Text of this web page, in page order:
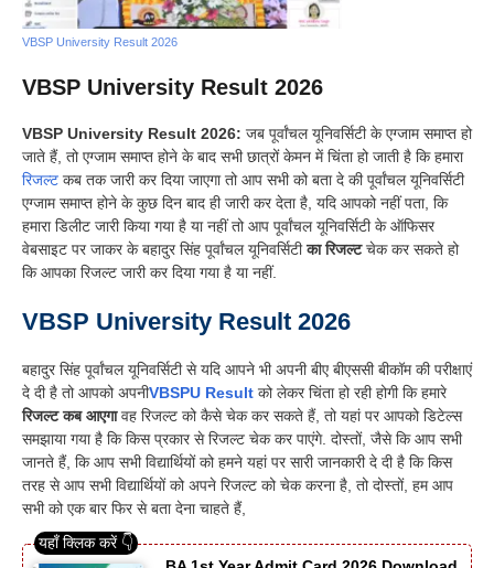
VBSP University Result 2026
VBSP University Result 2026
VBSP University Result 2026: जब पूर्वांचल यूनिवर्सिटी के एग्जाम समाप्त हो
जाते हैं, तो एग्जाम समाप्त होने के बाद सभी छात्रों केमन में चिंता हो जाती है कि हमारा
रिजल्ट कब तक जारी कर दिया जाएगा तो आप सभी को बता दे की पूर्वांचल यूनिवर्सिटी
एग्जाम समाप्त होने के कुछ दिन बाद ही जारी कर देता है, यदि आपको नहीं पता, कि
हमारा डिलीट जारी किया गया है या नहीं तो आप पूर्वांचल यूनिवर्सिटी के ऑफिसर
वेबसाइट पर जाकर केबहादुर सिंह पूर्वांचल यूनिवर्सिटीका रिजल्टचेक कर सकते हो
कि आपका रिजल्ट जारी कर दिया गया है या नहीं.
VBSP University Result 2026
बहादुर सिंह पूर्वांचल यूनिवर्सिटीसे यदि आपने भी अपनी बीए बीएससी बीकॉम की परीक्षाएं
दे दी है तो आपको अपनीVBSPU Result को लेकर चिंता हो रही होगी कि हमारे
रिजल्ट कब आएगावह रिजल्ट को कैसे चेक कर सकते हैं, तो यहां पर आपको डिटेल्स
समझाया गया है कि किस प्रकार से रिजल्ट चेक कर पाएंगे. दोस्तों, जैसे कि आप सभी
जानते हैं, कि आप सभी विद्यार्थियों को हमने यहां पर सारी जानकारी दे दी है कि किस
तरह से आप सभी विद्यार्थियों को अपने रिजल्ट को चेक करना है, तो दोस्तों, हम आप
सभी को एक बार फिर से बता देना चाहते हैं,